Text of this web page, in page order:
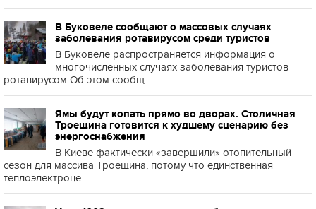
В Буковеле сообщают о массовых случаях
заболевания ротавирусом среди туристов
В Буковеле распространяется информация о
многочисленных случаях заболевания туристов
ротавирусом Об этом сообщ...
Ямы будут копать прямо во дворах. Столичная
Троещина готовится к худшему сценарию без
энергоснабжения
В Киеве фактически «завершили» отопительный
сезон для массива Троещина, потому что единственная
теплоэлектроце...